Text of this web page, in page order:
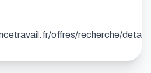
offres/recherche/detail/